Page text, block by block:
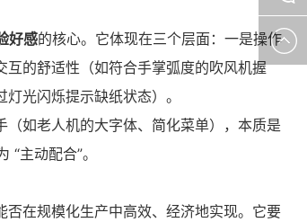
好感的核心。它体现在三个层面：一是操作
的舒适性（如符合手掌弧度的吹风机握
光闪烁提示缺纸状态）。
如老人机的大字体、简化菜单），本质是
主动配合”。
否在规模化生产中高效、经济地实现。它要
通